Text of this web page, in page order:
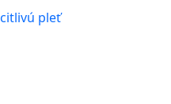
pleť